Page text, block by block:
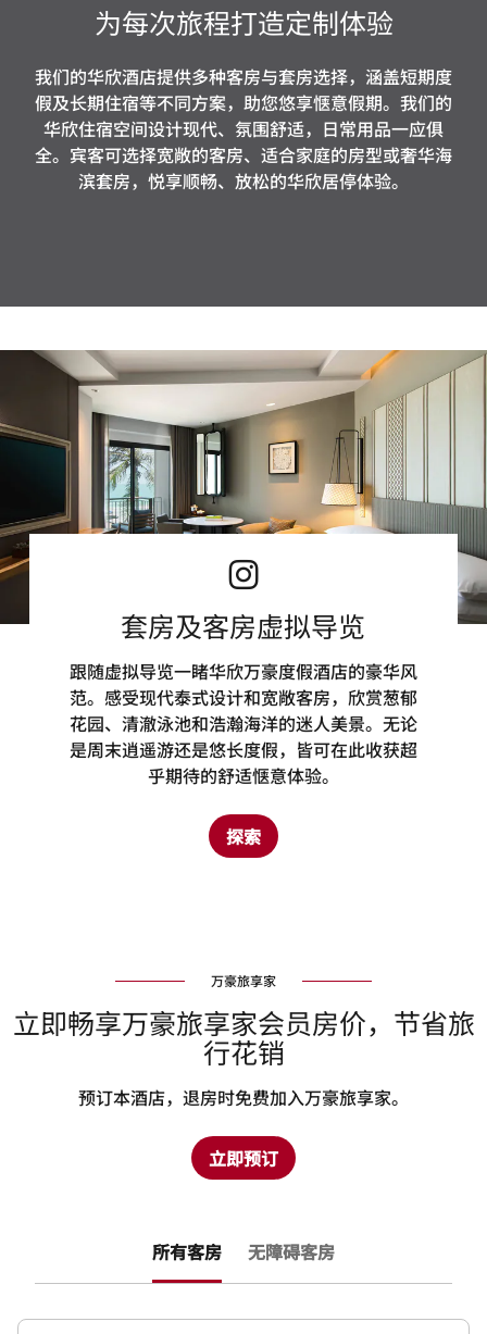
为每次旅程打造定制体验
我们的华欣酒店提供多种客房与套房选择，涵盖短期度
假及长期住宿等不同方案，助您悠享惬意假期。我们的
华欣住宿空间设计现代、氛围舒适，日常用品一应俱
全。宾客可选择宽敞的客房、适合家庭的房型或奢华海
滨套房，悦享顺畅、放松的华欣居停体验。
套房及客房虚拟导览
跟随虚拟导览一睹华欣万豪度假酒店的豪华风
范。感受现代泰式设计和宽敞客房，欣赏葱郁
花园、清澈泳池和浩瀚海洋的迷人美景。无论
是周末逍遥游还是悠长度假，皆可在此收获超
乎期待的舒适惬意体验。
探索
万豪旅享家
立即畅享万豪旅享家会员房价，节省旅
行花销
预订本酒店，退房时免费加入万豪旅享家。
立即预订
所有客房 无障碍客房